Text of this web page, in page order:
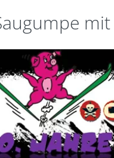
mit